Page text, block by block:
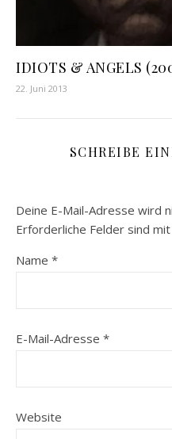
IDIOTS & ANGELS
22. Juni 2013
SCHREIBE
Deine E-Mail-Adresse wird
Erforderliche Felder sind mit
Name *
E-Mail-Adresse *
Website